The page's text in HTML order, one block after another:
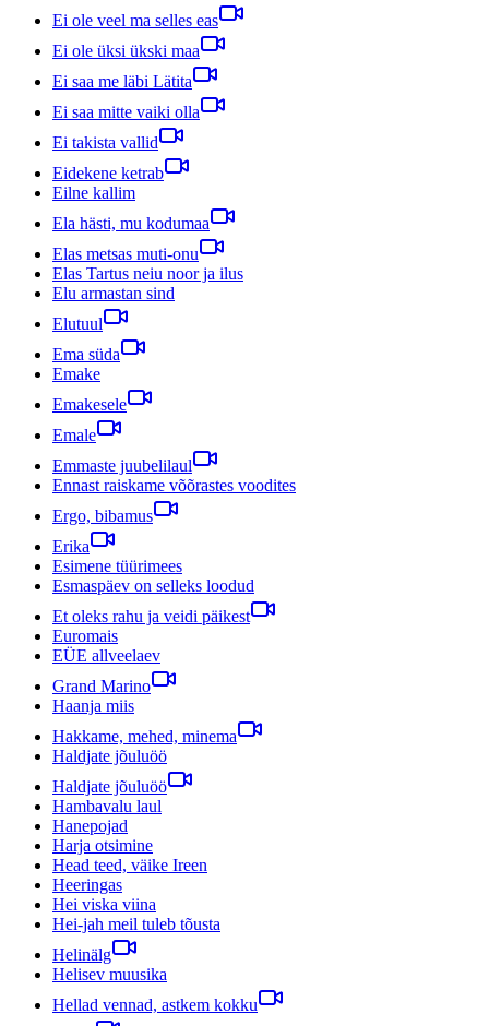
Ei ole veel ma selles eas
Ei ole üksi ükski maa
Ei saa me läbi Lätita
Ei saa mitte vaiki olla
Ei takista vallid
Eidekene ketrab
Eilne kallim
Ela hästi, mu kodumaa
Elas metsas muti-onu
Elas Tartus neiu noor ja ilus
Elu armastan sind
Elutuul
Ema süda
Emake
Emakesele
Emale
Emmaste juubelilaul
Ennast raiskame võõrastes voodites
Ergo, bibamus
Erika
Esimene tüürimees
Esmaspäev on selleks loodud
Et oleks rahu ja veidi päikest
Euromais
EÜE allveelaev
Grand Marino
Haanja miis
Hakkame, mehed, minema
Haldjate jõuluöö
Haldjate jõuluöö
Hambavalu laul
Hanepojad
Harja otsimine
Head teed, väike Ireen
Heeringas
Hei viska viina
Hei-jah meil tuleb tõusta
Helinälg
Helisev muusika
Hellad vennad, astkem kokku